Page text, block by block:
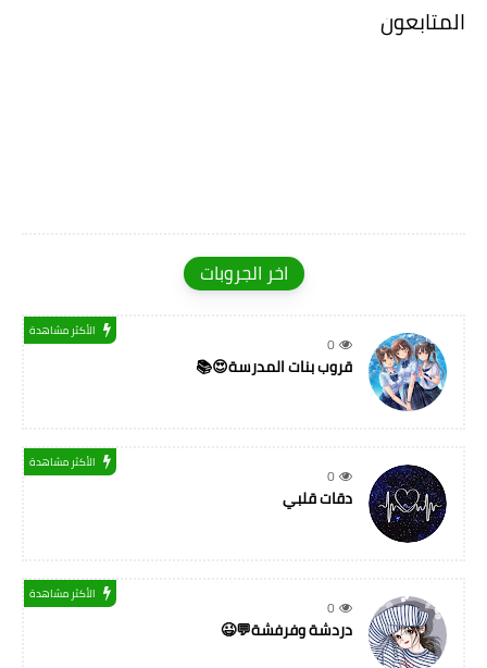
المتابعون
اخر الجروبات
0
الأكثر مشاهدة
قروب بنات المدرسة😍📚
0
الأكثر مشاهدة
دقات قلبي
0
الأكثر مشاهدة
دردشة وفرفشة💬😉